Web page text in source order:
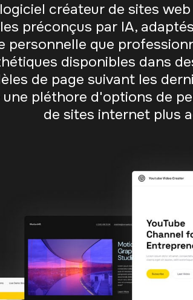
créateur de sites
préconçus par IA,
personnelle que
disponibles dans
de page suivant les
pléthore d'options de
de sites internet plus